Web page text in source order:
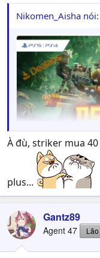
Nikomen_Aisha nói:
À đù, striker mua
plus...
Gantz89
Agent 47